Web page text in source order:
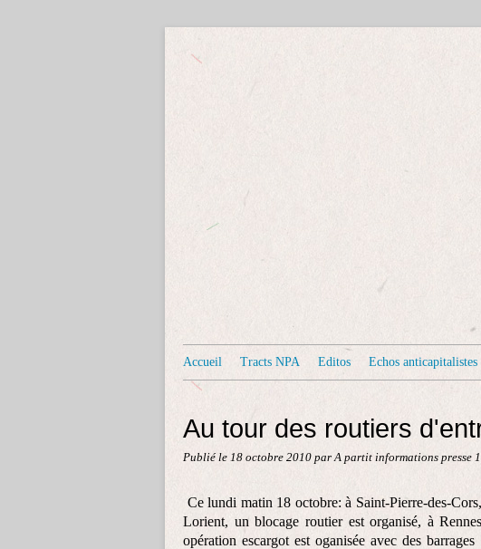
Accueil Tracts NPA Editos Echos anticapitalistes
Au tour des routiers
Publié le 18 octobre 2010 par A partit informations presse
Ce lundi matin 18 octobre: à Saint-Pierre-des-
Lorient, un blocage routier est organisé, à
opération escargot est oganisée avec des